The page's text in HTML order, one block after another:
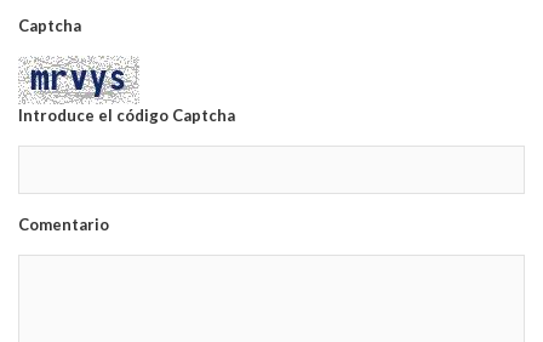
Captcha
Introduce el código Captcha
Comentario